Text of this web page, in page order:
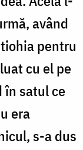
având
pentru
cu el pe
în satul ce
era
s-a dus